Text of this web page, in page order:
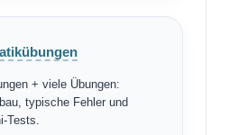
+ viele Übungen:
typische Fehler und
Tests.